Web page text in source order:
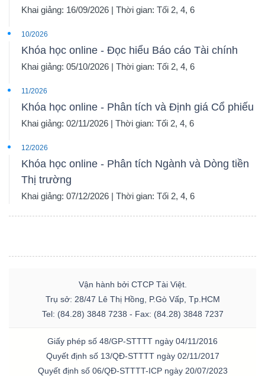
Khai giảng: 16/09/2026 | Thời gian: Tối 2, 4, 6
10/2026
Khóa học online - Đọc hiểu Báo cáo Tài chính
Khai giảng: 05/10/2026 | Thời gian: Tối 2, 4, 6
11/2026
Khóa học online - Phân tích và Định giá Cổ phiếu
Khai giảng: 02/11/2026 | Thời gian: Tối 2, 4, 6
12/2026
Khóa học online - Phân tích Ngành và Dòng tiền
Thị trường
Khai giảng: 07/12/2026 | Thời gian: Tối 2, 4, 6
Vận hành bởi CTCP Tài Việt.
Trụ sở: 28/47 Lê Thị Hồng, P.Gò Vấp, Tp.HCM
Tel: (84.28) 3848 7238 - Fax: (84.28) 3848 7237
Giấy phép số 48/GP-STTTT ngày 04/11/2016
Quyết định số 13/QĐ-STTTT ngày 02/11/2017
Quyết định số 06/QĐ-STTTT-ICP ngày 20/07/2023